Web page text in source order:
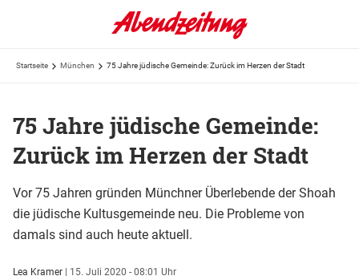
Startseite München 75 Jahre jüdische Gemeinde: Zurück im Herzen der Stadt
75 Jahre jüdische Gemeinde:
Zurück im Herzen der Stadt
Vor 75 Jahren gründen Münchner Überlebende der Shoah
die jüdische Kultusgemeinde neu. Die Probleme von
damals sind auch heute aktuell.
Lea Kramer | 15. Juli 2020 - 08:01 Uhr